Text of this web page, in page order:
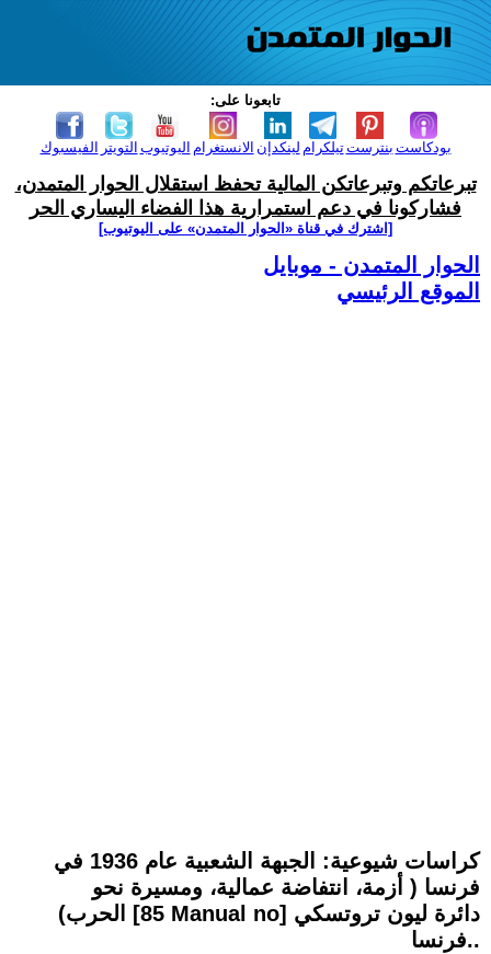
تابعونا على:
الفيسبوك التويتر اليوتيوب الانستغرام لينكدإن تيلكرامبنترست بودكاست
تبرعاتكم وتبرعاتكن المالية تحفظ استقلال الحوار المتمدن،
فشاركونا في دعم استمرارية هذا الفضاء اليساري الحر
[اشترك في قناة ‫«الحوار المتمدن» على اليوتيوب]
الحوار المتمدن - موبايل
الموقع الرئيسي
كراسات شيوعية: الجبهة الشعبية عام 1936 في
فرنسا ( أزمة، انتفاضة عمالية، ومسيرة نحو
الحرب) [85 Manual no] دائرة ليون تروتسكي
.فرنسا.